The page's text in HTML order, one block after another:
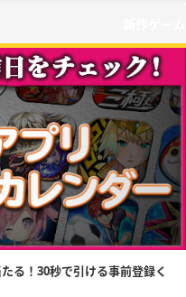
る！30秒で引ける事前登録く